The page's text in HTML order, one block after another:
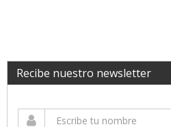
Recibe nuestro newsletter